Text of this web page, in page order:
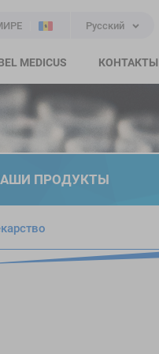
Русский
MEDICUS КОНТАКТЫ
ПРОДУКТЫ